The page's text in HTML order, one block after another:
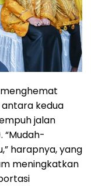
kedua
jalan
“Mudah-
harapnya, yang
meningkatkan